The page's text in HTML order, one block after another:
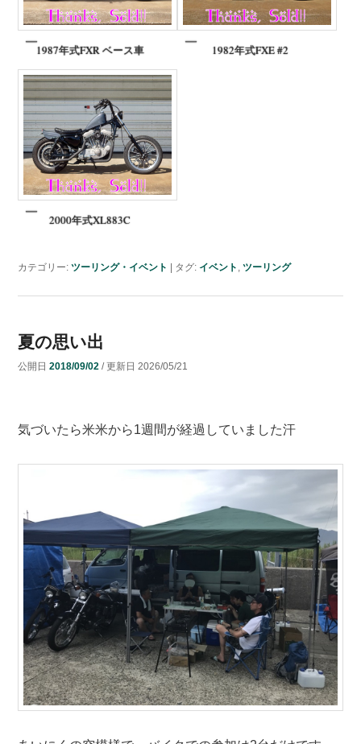
1987年式FXR ベース車 1982年式FXE #2
2000年式XL883C
カテゴリー: ツーリング・イベント タグ: イベント , ツーリング
夏の思い出
公開日 2018/09/02/ 更新日 2026/05/21
気づいたら米米から1週間が経過していました汗